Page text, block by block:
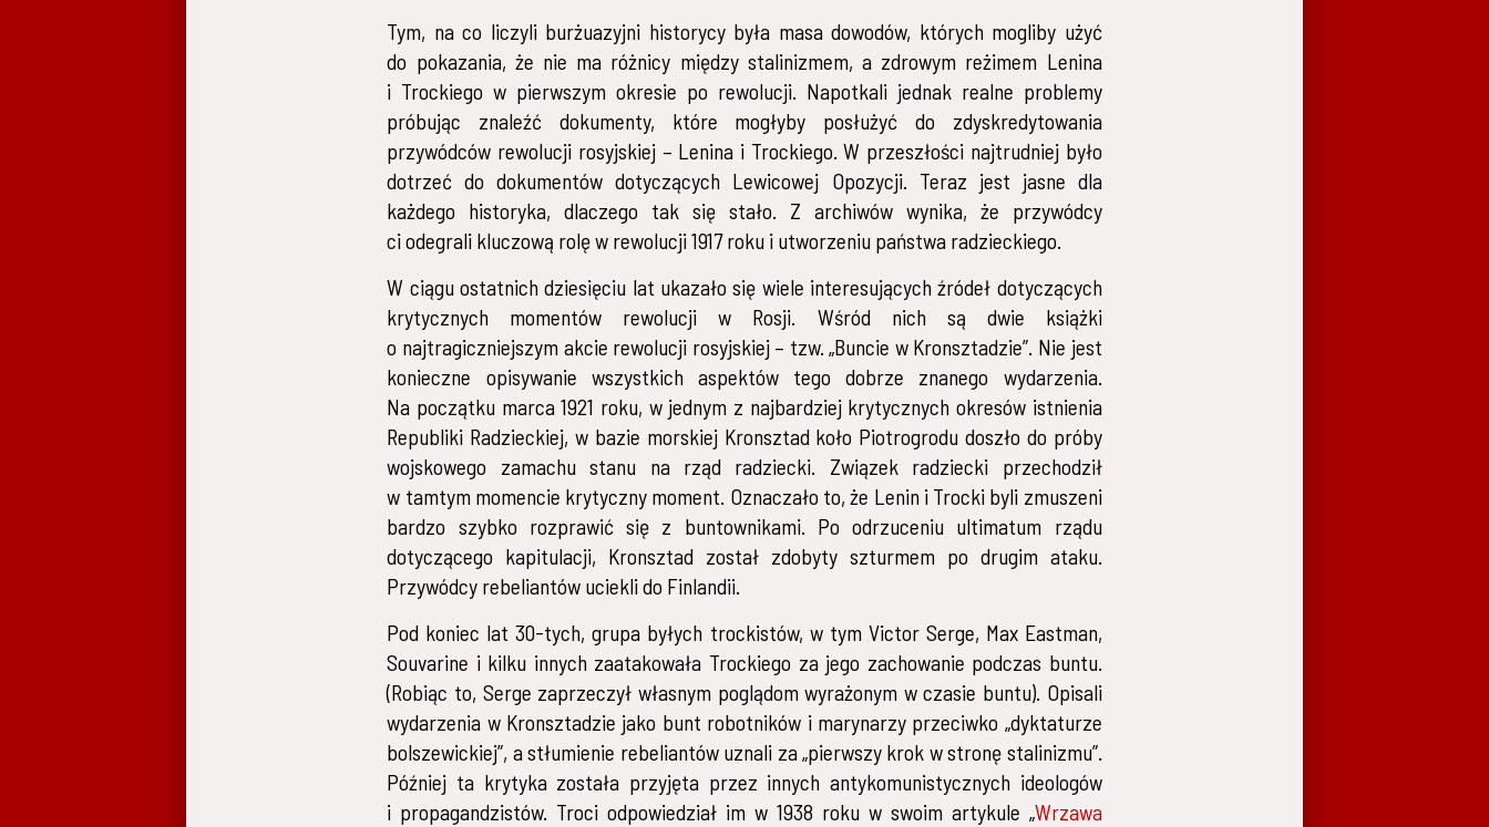
Tym, na co liczyli burżuazyjni historycy była masa dowodów, których mogliby użyć
do pokazania, że nie ma różnicy między stalinizmem, a zdrowym reżimem Lenina
i Trockiego w pierwszym okresie po rewolucji. Napotkali jednak realne problemy
próbując znaleźć dokumenty, które mogłyby posłużyć do zdyskredytowania
przywódców rewolucji rosyjskiej – Lenina i Trockiego. W przeszłości najtrudniej było
dotrzeć do dokumentów dotyczących Lewicowej Opozycji. Teraz jest jasne dla
każdego historyka, dlaczego tak się stało. Z archiwów wynika, że przywódcy
ci odegrali kluczową rolę w rewolucji 1917 roku i utworzeniu państwa radzieckiego.
W ciągu ostatnich dziesięciu lat ukazało się wiele interesujących źródeł dotyczących
krytycznych momentów rewolucji w Rosji. Wśród nich są dwie książki
o najtragiczniejszym akcie rewolucji rosyjskiej – tzw. „Buncie w Kronsztadzie”. Nie jest
konieczne opisywanie wszystkich aspektów tego dobrze znanego wydarzenia.
Na początku marca 1921 roku, w jednym z najbardziej krytycznych okresów istnienia
Republiki Radzieckiej, w bazie morskiej Kronsztad koło Piotrogrodu doszło do próby
wojskowego zamachu stanu na rząd radziecki. Związek radziecki przechodził
w tamtym momencie krytyczny moment. Oznaczało to, że Lenin i Trocki byli zmuszeni
bardzo szybko rozprawić się z buntownikami. Po odrzuceniu ultimatum rządu
dotyczącego kapitulacji, Kronsztad został zdobyty szturmem po drugim ataku.
Przywódcy rebeliantów uciekli do Finlandii.
Pod koniec lat 30-tych, grupa byłych trockistów, w tym Victor Serge, Max Eastman,
Souvarine i kilku innych zaatakowała Trockiego za jego zachowanie podczas buntu.
(Robiąc to, Serge zaprzeczył własnym poglądom wyrażonym w czasie buntu). Opisali
wydarzenia w Kronsztadzie jako bunt robotników i marynarzy przeciwko „dyktaturze
bolszewickiej”, a stłumienie rebeliantów uznali za „pierwszy krok w stronę stalinizmu”.
Później ta krytyka została przyjęta przez innych antykomunistycznych ideologów
i propagandzistów. Troci odpowiedział im w 1938 roku w swoim artykule „Wrzawa